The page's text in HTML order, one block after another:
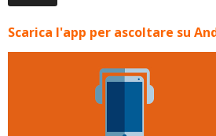
Scarica l'app per ascoltare su